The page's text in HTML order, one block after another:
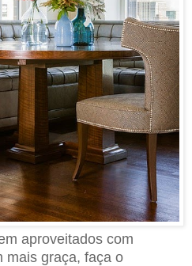
aproveitados com
mais graça, faça o